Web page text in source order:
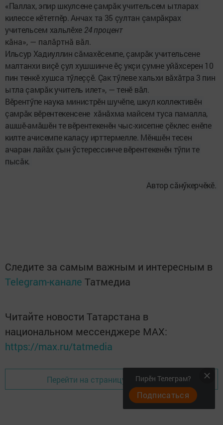
«Паллах, эпир шкулсене çамрӑкучительсем ытларах
килессе кӗтетпӗр. Анчах та 35 çултан çамрăкрах
учительсем хальлӗхе24 процент
кӑна», — палӑртнӑ вӑл.
Ильсур Хадиуллин сăмахӗсемпе, çамрӑкучительсене
малтанхи виçӗ çул хушшинче ӗç укçи çумне уйăхсерен 10
пин тенкӗ хушса тӳлеççӗ. Çак тӳлеве хальхи вăхăтра 3 пин
ытла çамрӑкучитель илет», — тенӗ вӑл.
Вӗрентӳпе наука министрӗн шучӗпе, шкул коллективӗн
çамрӑк вӗрентекенсене  хăнӑхма майсем туса памалла,
ашшӗ-амăшӗн те вӗрентекенӗн чыс-хисепне çӗклес енӗпе
килте ачисемпе калаçу ирттермелле. Мӗншӗн тесен
ачаран лайăх çын ӳстерессинче вӗрентекенӗн тӳпи те
пысăк.
Автор сăнӳкерчӗкӗ.
Следите за самым важным и интересным в
Telegram-канале Татмедиа
Читайте новости Татарстана в
национальном мессенджере MАХ:
https://max.ru/tatmedia
Перейти на страницу новостиПирӗн Телеграм?
Подписаться